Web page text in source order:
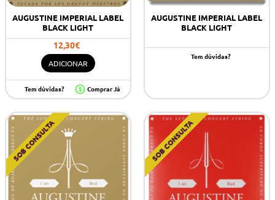
AUGUSTINE IMPERIAL LABEL
BLACK LIGHT
12,30€
ADICIONAR
Tem dúvidas? Comprar Já
AUGUSTINE IMPERIAL LABEL
BLACK LIGHT
Tem dúvidas?
SOB CONSULTA SOB CONSULTA